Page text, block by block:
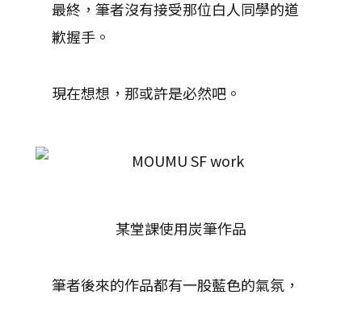
最終，筆者沒有接受那位白人同學的道
歉握手。
現在想想，那或許是必然吧。
某堂課使用炭筆作品
筆者後來的作品都有一股藍色的氣氛，